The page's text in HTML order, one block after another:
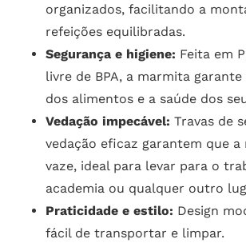
organizados, facilitando a
refeições equilibradas.
Segurança e higiene: Feita em
livre de BPA, a marmita garante
dos alimentos e a saúde dos
Vedação impecável: Travas de
vedação eficaz garantem que a
vaze, ideal para levar para o
academia ou qualquer outro
Praticidade e estilo: Design
fácil de transportar e limpar.